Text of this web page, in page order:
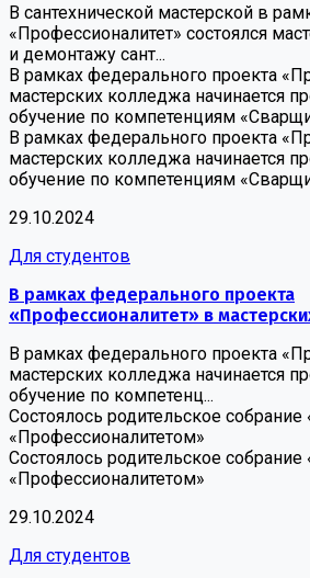
В сантехнической мастерской в
«Профессионалитет» состоялся
и демонтажу сант...
В рамках федерального проекта
мастерских колледжа начинается
обучение по компетенциям
В рамках федерального проекта
мастерских колледжа начинается
обучение по компетенциям
29.10.2024
Для студентов
В рамках федерального проекта
«Профессионалитет» в
В рамках федерального проекта
мастерских колледжа начинается
обучение по компетенц...
Состоялось родительское собрание
«Профессионалитетом»
Состоялось родительское собрание
«Профессионалитетом»
29.10.2024
Для студентов